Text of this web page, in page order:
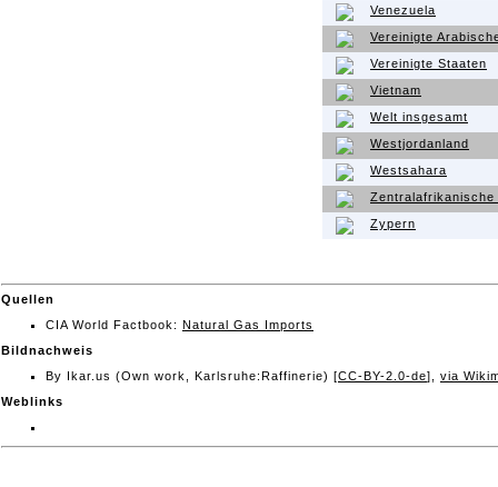
Venezuela
Vereinigte
Vereinigte Staaten
Vietnam
Welt insgesamt
Westjordanland
Westsahara
Zentralafrikanische
Zypern
Quellen
CIA World Factbook: Natural Gas Imports
Bildnachweis
By Ikar.us (Own work, Karlsruhe:Raffinerie) [CC-BY-2.0-de], via
Weblinks